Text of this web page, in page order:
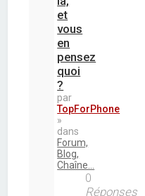
et
vous
en
pensez
quoi
?
par
TopForPhone
»
dans
Forum,
Blog,
Chaîne...
0
Réponses